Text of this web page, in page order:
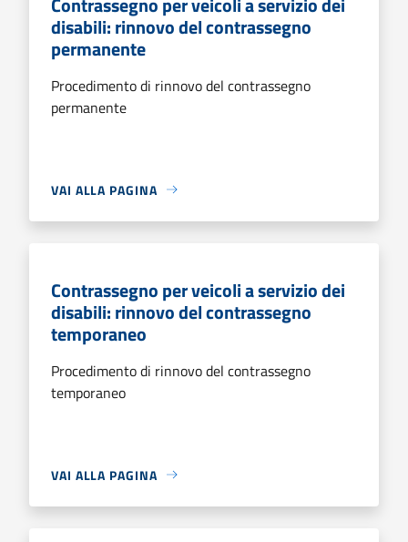
disabili: rinnovo del contrassegno
permanente
Procedimento di rinnovo del contrassegno
permanente
VAI ALLA PAGINA
Contrassegno per veicoli a servizio dei
disabili: rinnovo del contrassegno
temporaneo
Procedimento di rinnovo del contrassegno
temporaneo
VAI ALLA PAGINA